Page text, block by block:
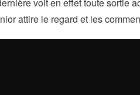
attire le regard et les